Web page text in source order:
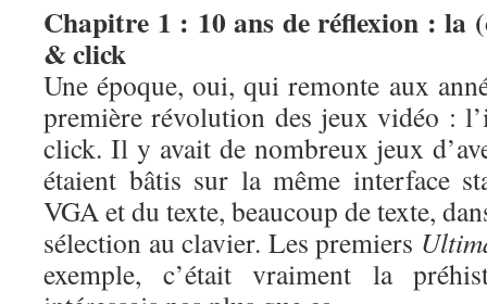
Chapitre 1 : 10 ans de réflexion : la
& click
Une époque, oui, qui remonte aux
première révolution des jeux vidéo :
click. Il y avait de nombreux jeux
étaient bâtis sur la même interface
VGA et du texte, beaucoup de texte,
sélection au clavier. Les premiers
exemple, c’était vraiment la